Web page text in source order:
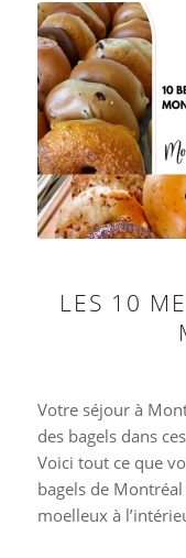
LES 10
Votre séjour à
des bagels dans
Voici tout ce que
bagels de
moelleux à